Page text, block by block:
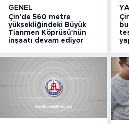
GENEL
Çin'de 560 metre
yüksekliğindeki Büyük
Tianmen Köprüsü'nün
inşaatı devam ediyor